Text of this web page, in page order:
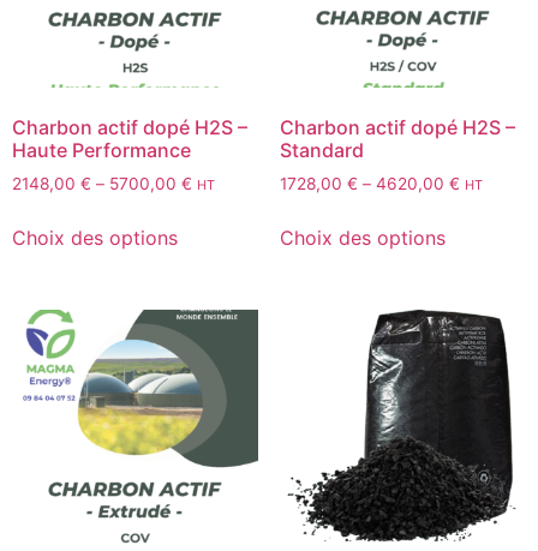
Charbon actif dopé H2S –
Haute Performance
2148,00 € – 5700,00 € HT
Choix des options
Charbon actif dopé H2S –
Standard
1728,00 € – 4620,00 € HT
Choix des options